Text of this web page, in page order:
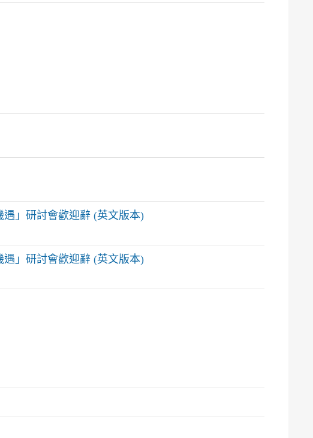
」研討會歡迎辭 (英文版本)
」研討會歡迎辭 (英文版本)